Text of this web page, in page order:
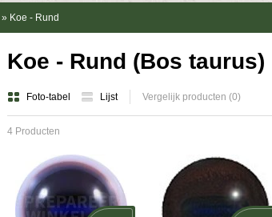
» Koe - Rund
Koe - Rund (Bos taurus)
Foto-tabel Lijst Vergelijk producten (0)
4 Producten